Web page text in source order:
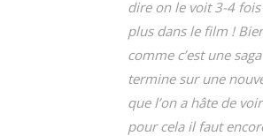
dire on le voit 3-4
plus dans le film !
comme c’est une
termine sur une
que l’on a hâte de
pour cela il faut